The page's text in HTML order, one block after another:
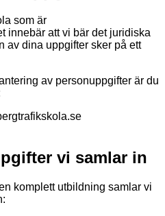
som är
innebär att vi bär det juridiska
av dina uppgifter sker på ett
av personuppgifter är du
vi samlar in
komplett utbildning samlar vi